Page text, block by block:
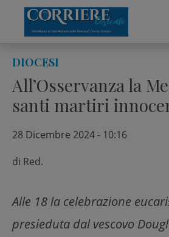
content
DIOCESI
All’Osservanza la
santi martiri
28 Dicembre 2024 - 10:16
di Red.
Alle 18 la celebrazione
presieduta dal vescovo